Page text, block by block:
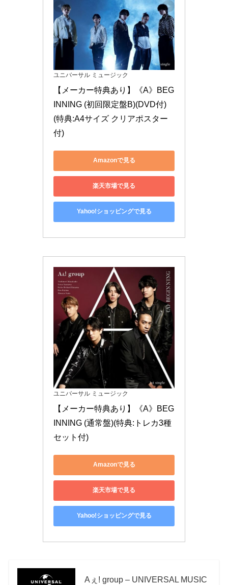
ユニバーサル ミュージック
【メーカー特典あり】《A》BEG
INNING (初回限定盤B)(DVD付)
(特典:A4サイズ クリアポスター
付)
Amazonで見る
楽天市場で見る
Yahoo!ショッピングで見る
ユニバーサル ミュージック
【メーカー特典あり】《A》BEG
INNING (通常盤)(特典:トレカ3種
セット付)
Amazonで見る
楽天市場で見る
Yahoo!ショッピングで見る
Aぇ! group – UNIVERSAL MUSIC